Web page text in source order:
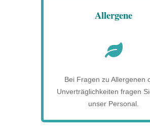
Allergene

Bei Fragen zu Allergenen
Unverträglichkeiten fragen
unser Personal.